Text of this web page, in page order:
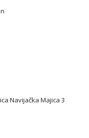
Navijačka Majica 3